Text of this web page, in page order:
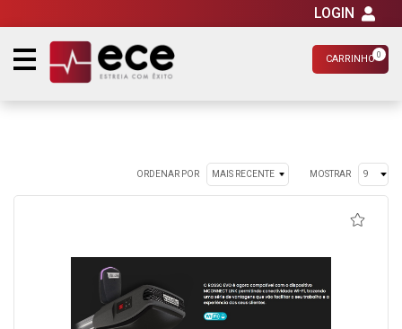
CARRINHO 0
LOGIN
ORDENAR POR MOSTRAR